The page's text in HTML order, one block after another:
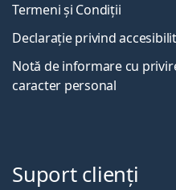
Termeni și Condiții
Declarație privind
Notă de informare cu
caracter personal
Suport clienți